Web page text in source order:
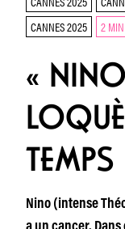
CANNES 2025
2 MIN
«
TEMPS
Nino (intense